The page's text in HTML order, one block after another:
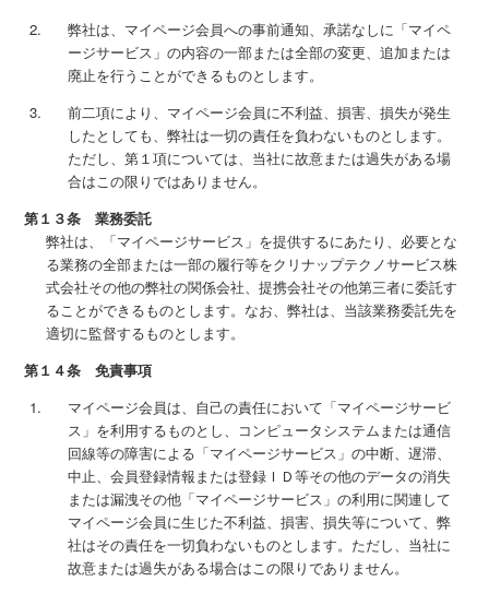
弊社は、マイページ会員への事前通知、承諾なしに「マイペ
ージサービス」の内容の一部または全部の変更、追加または
廃止を行うことができるものとします。
前二項により、マイページ会員に不利益、損害、損失が発生
したとしても、弊社は一切の責任を負わないものとします。
ただし、第１項については、当社に故意または過失がある場
合はこの限りではありません。
第１３条 業務委託
弊社は、「マイページサービス」を提供するにあたり、必要とな
る業務の全部または一部の履行等をクリナップテクノサービス株
式会社その他の弊社の関係会社、提携会社その他第三者に委託す
ることができるものとします。なお、弊社は、当該業務委託先を
適切に監督するものとします。
第１４条 免責事項
マイページ会員は、自己の責任において「マイページサービ
ス」を利用するものとし、コンピュータシステムまたは通信
回線等の障害による「マイページサービス」の中断、遅滞、
中止、会員登録情報または登録ＩＤ等その他のデータの消失
または漏洩その他「マイページサービス」の利用に関連して
マイページ会員に生じた不利益、損害、損失等について、弊
社はその責任を一切負わないものとします。ただし、当社に
故意または過失がある場合はこの限りでありません。